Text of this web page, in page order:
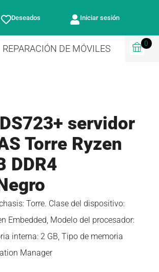
Deseados Iniciar sesión
REPARACIÓN DE MÓVILES
0
servidor
Torre Ryzen
DDR4
Torre. Clase del dispositivo:
Embedded, Modelo del procesador:
interna: 2 GB, Tipo de memoria
Manager